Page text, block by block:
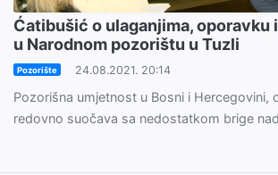
Ćatibušić o ulaganjima, oporavku
u Narodnom pozorištu u Tuzli
Pozorište 24.08.2021. 20:14
Pozorišna umjetnost u Bosni i Hercegovini,
redovno suočava sa nedostatkom brige